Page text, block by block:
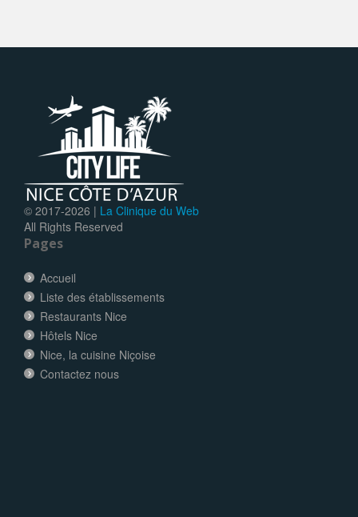
© 2017-2026 | La Clinique du Web
All Rights Reserved
Pages
Accueil
Liste des établissements
Restaurants Nice
Hôtels Nice
Nice, la cuisine Niçoise
Contactez nous